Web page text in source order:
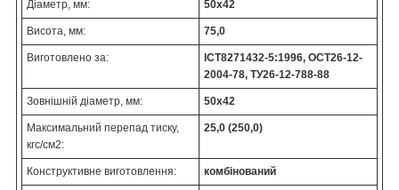
Діаметр, мм: 50х42
Висота, мм: 75,0
Виготовлено за:
ІСТ8271432-5:1996, ОСТ26-12-
2004-78, ТУ26-12-788-88
Зовнішній діаметр, мм: 50х42
Максимальний перепад тиску,
кгс/см2:
25,0 (250,0)
Конструктивне виготовлення: комбінований